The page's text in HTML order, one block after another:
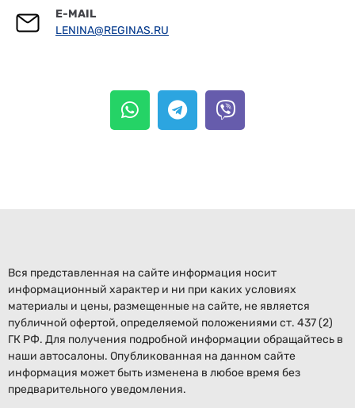
E-MAIL
LENINA@REGINAS.RU
Вся представленная на сайте информация носит
информационный характер и ни при каких условиях
материалы и цены, размещенные на сайте, не является
публичной офертой, определяемой положениями ст. 437 (2)
ГК РФ. Для получения подробной информации обращайтесь в
наши автосалоны. Опубликованная на данном сайте
информация может быть изменена в любое время без
предварительного уведомления.